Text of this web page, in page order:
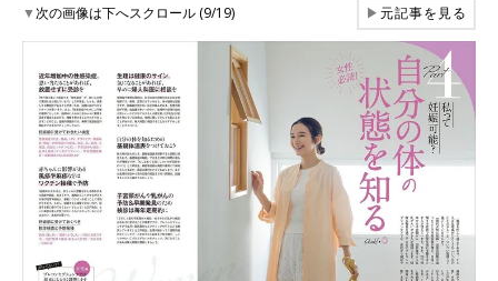
▼次の画像は下へスクロール (9/19) ▶元記事を見る